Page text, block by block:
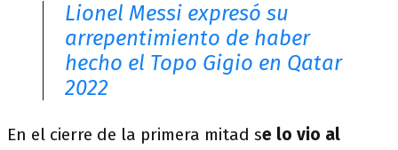
Lionel Messi expresó su
arrepentimiento de haber
hecho el Topo Gigio en Qatar
2022
En el cierre de la primera mitad se lo vio al